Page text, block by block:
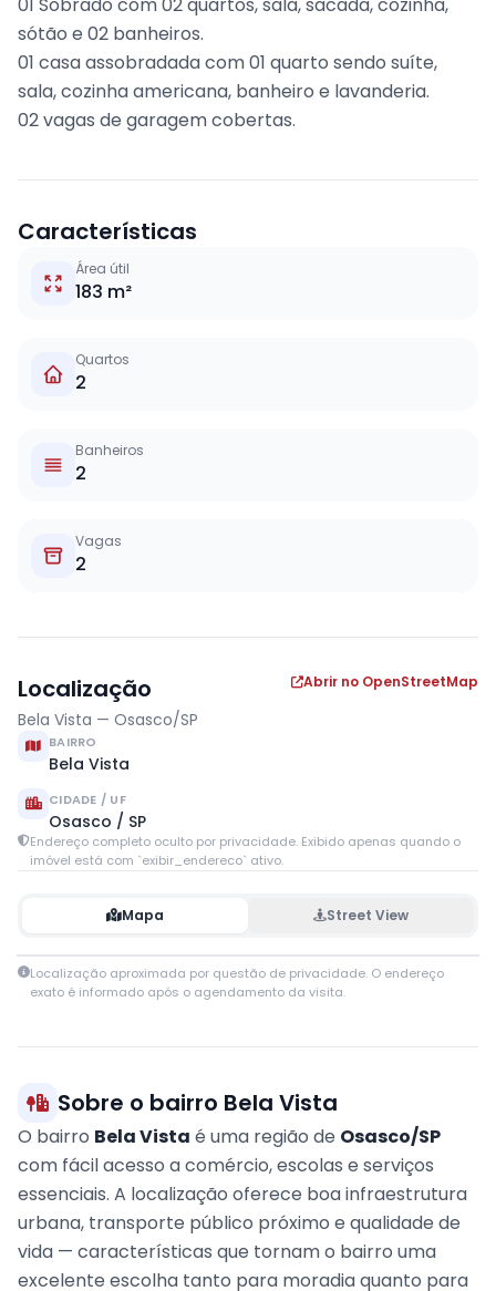
sótão e 02 banheiros.
01 casa assobradada com 01 quarto sendo suíte,
sala, cozinha americana, banheiro e lavanderia.
02 vagas de garagem cobertas.
Características
Área útil
183 m²
Quartos
2
Banheiros
2
Vagas
2
Localização
Bela Vista — Osasco/SP
Abrir no OpenStreetMap
BAIRRO
Bela Vista
CIDADE / UF
Osasco / SP
Endereço completo oculto por privacidade. Exibido apenas quando o
imóvel está com `exibir_endereco` ativo.
Mapa Street View
+
Localização aproximada por questão de privacidade. O endereço
exato é informado após o agendamento da visita.
Sobre o bairro Bela Vista
O bairro Bela Vista é uma região de Osasco/SP
com fácil acesso a comércio, escolas e serviços
essenciais. A localização oferece boa infraestrutura
urbana, transporte público próximo e qualidade de
vida — características que tornam o bairro uma
excelente escolha tanto para moradia quanto para